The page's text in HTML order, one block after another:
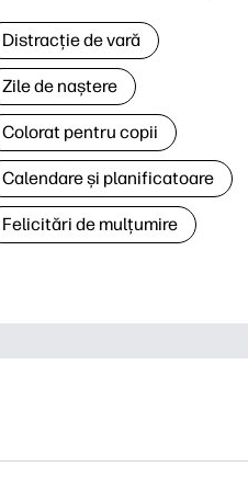
Distracție de vară
Zile de naștere
Colorat pentru copii
Calendare și planificatoare
Felicitări de mulțumire